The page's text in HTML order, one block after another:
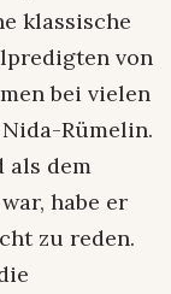
klassische
von
bei vielen
Rümelin.
als dem
habe er
zu reden.